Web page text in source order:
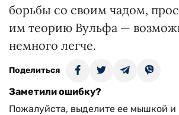
борьбы со своим чадом,
им теорию Вульфа —
немного легче.
Поделиться
Заметили ошибку?
Пожалуйста, выделите ее мышкой